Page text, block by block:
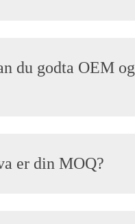
du godta OEM og
er din MOQ?